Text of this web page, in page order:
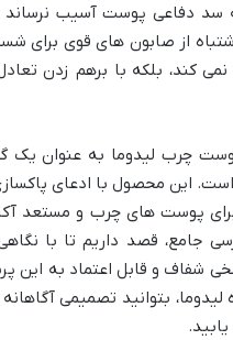
سد دفاعی پوست آسیب
اشتباه از صابون های قوی
چرب لیدوما به عنوان یک
این محصول با ادعای
پوست های چرب و مستعد
جامع، قصد داریم تا با
شفاف و قابل اعتماد به
لیدوما، بتوانید تصمیمی